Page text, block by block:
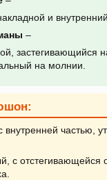
и
–
застегивающийся
на молнии.
внутренней частью,
с отстегивающейся